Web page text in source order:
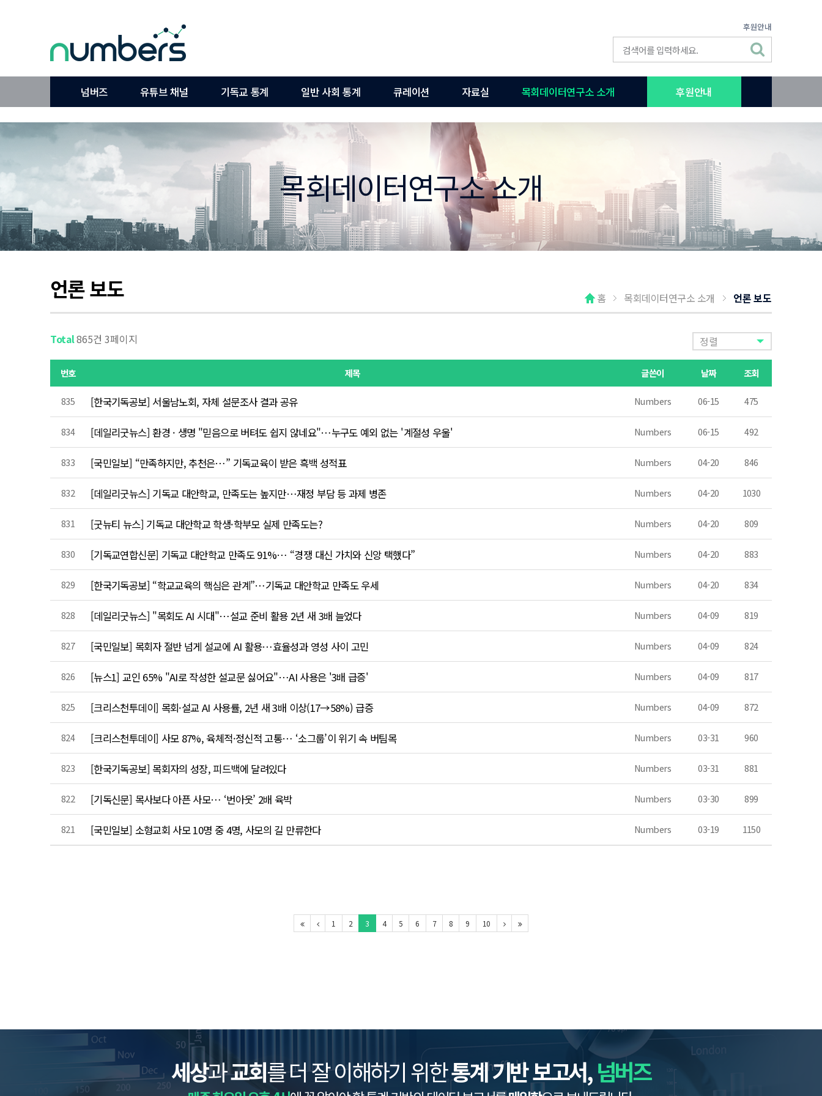
후원안내
넘버즈 유튜브 채널 기독교 통계 일반 사회 통계 큐레이션 자료실 목회데이터연구소 소개 후원안내
목회데이터연구소 소개
언론 보도 홈 목회데이터연구소 소개 언론 보도
Total865건 3페이지 정렬
번호 제목 글쓴이 날짜 조회
835 [한국기독공보] 서울남노회, 자체 설문조사 결과 공유 Numbers 06-15 475
834 [데일리굿뉴스] 환경 · 생명 "믿음으로 버텨도 쉽지 않네요"…누구도 예외 없는 '계절성 우울' Numbers 06-15 492
833 [국민일보] “만족하지만, 추천은…” 기독교육이 받은 흑백 성적표 Numbers 04-20 846
832 [데일리굿뉴스] 기독교 대안학교, 만족도는 높지만…재정 부담 등 과제 병존 Numbers 04-20 1030
831 [굿뉴티 뉴스] 기독교 대안학교 학생·학부모 실제 만족도는? Numbers 04-20 809
830 [기독교연합신문] 기독교 대안학교 만족도 91%… “경쟁 대신 가치와 신앙 택했다” Numbers 04-20 883
829 [한국기독공보] “학교교육의 핵심은 관계”…기독교 대안학교 만족도 우세 Numbers 04-20 834
828 [데일리굿뉴스] "목회도 AI 시대"…설교 준비 활용 2년 새 3배 늘었다 Numbers 04-09 819
827 [국민일보] 목회자 절반 넘게 설교에 AI 활용…효율성과 영성 사이 고민 Numbers 04-09 824
826 [뉴스1] 교인 65% "AI로 작성한 설교문 싫어요"…AI 사용은 '3배 급증' Numbers 04-09 817
825 [크리스천투데이] 목회·설교 AI 사용률, 2년 새 3배 이상(17→58%) 급증 Numbers 04-09 872
824 [크리스천투데이] 사모 87%, 육체적·정신적 고통… ‘소그룹’이 위기 속 버팀목 Numbers 03-31 960
823 [한국기독공보] 목회자의 성장, 피드백에 달려있다 Numbers 03-31 881
822 [기독신문] 목사보다 아픈 사모… ‘번아웃’ 2배 육박 Numbers 03-30 899
821 [국민일보] 소형교회 사모 10명 중 4명, 사모의 길 만류한다 Numbers 03-19 1150
1 2 3 4 5 6 7 8 9 10
세상과교회를 더 잘 이해하기 위한통계 기반 보고서,넘버즈